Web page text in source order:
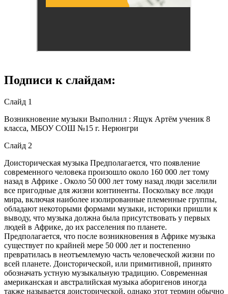
Подписи к слайдам:
Слайд 1
Возникновение музыки Выполнил : Ящук Артём ученик 8
класса, МБОУ СОШ №15 г. Нерюнгри
Слайд 2
Доисторическая музыка Предполагается, что появление
современного человека произошло около 160 000 лет тому
назад в Африке . Около 50 000 лет тому назад люди заселили
все пригодные для жизни континенты. Поскольку все люди
мира, включая наиболее изолированные племенные группы,
обладают некоторыми формами музыки, историки пришли к
выводу, что музыка должна была присутствовать у первых
людей в Африке, до их расселения по планете.
Предполагается, что после возникновения в Африке музыка
существует по крайней мере 50 000 лет и постепенно
превратилась в неотъемлемую часть человеческой жизни по
всей планете. Доисторической, или примитивной, принято
обозначать устную музыкальную традицию. Современная
американская и австралийская музыка аборигенов иногда
также называется доисторической, однако этот термин обычно